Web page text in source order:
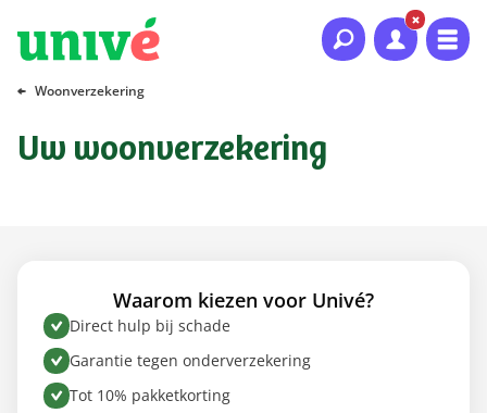
Naar hoofdinhoud
Naar hoofdnavigatie
Naar footer
Woonverzekering
Uw woonverzekering
Waarom kiezen voor Univé?
Direct hulp bij schade
Garantie tegen onderverzekering
Tot 10% pakketkorting